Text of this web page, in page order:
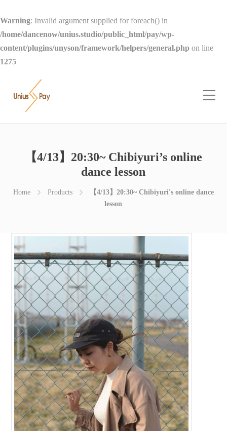
Warning: Invalid argument supplied for foreach() in
/home/dancenow/unius.studio/public_html/pay/wp-
content/plugins/unyson/framework/helpers/general.php on line
1275
【4/13】20:30~ Chibiyuri’s online
dance lesson
Home Products
【4/13】20:30~ Chibiyuri's online dance
lesson